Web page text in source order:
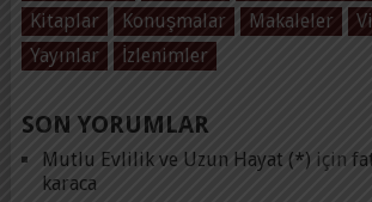
Kitaplar
Konuşmalar Makaleler
Yayınlar
İzlenimler
SON YORUMLAR
Mutlu Evlilik ve Uzun Hayat (*) için
karaca